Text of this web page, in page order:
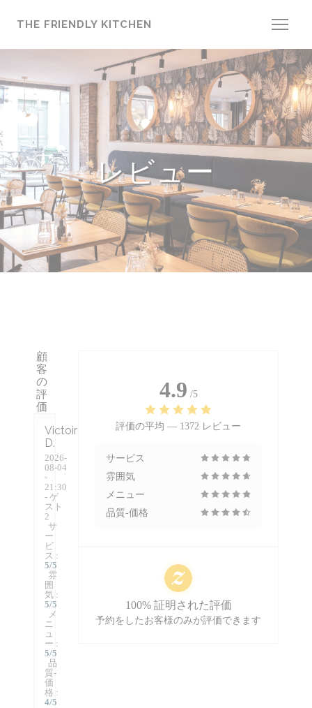
THE FRIENDLY KITCHEN
レビュー
顧
客
の
評
価
Victoire
D
2026-
08-04
-
21:30
- ゲ
スト
2
サ
ー
ビ
ス :
5/5
雰
囲
気 :
5/5
メ
ニ
ュ
ー :
5/5
品
質-
価
格 :
4/5
4.9 /5
評価の平均 — 1372 レビュー
サービス
雰囲気
メニュー
品質-価格
100% 証明された評価
予約をしたお客様のみが評価できます